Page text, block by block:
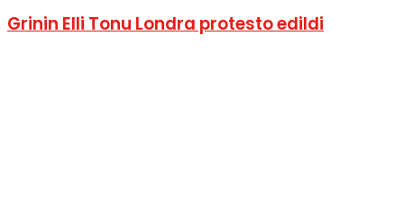
Grinin Elli Tonu Londra protesto edildi